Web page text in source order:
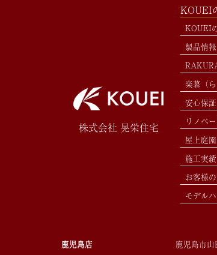
株式会社 晃栄住宅
KOUEI
KOUEI
製品情報
楽暮（
安心保証
リノベ
屋上庭
施工実績
お客様
モデル
鹿児島店 鹿児島市山